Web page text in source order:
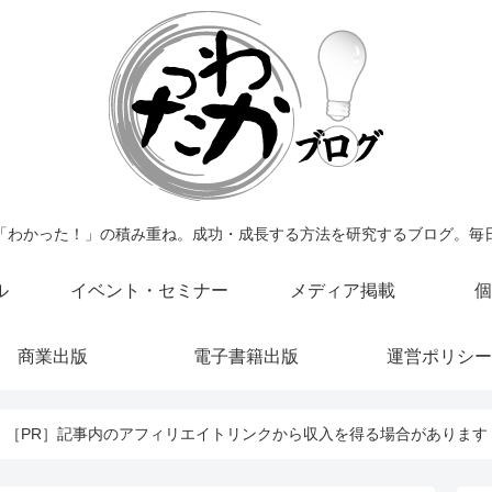
わかった！」の積み重ね。成功・成長する方法を研究するブログ。毎
イベント・セミナー メディア掲載
商業出版 電子書籍出版 運営ポリシー
［PR］記事内のアフィリエイトリンクから収入を得る場合があります